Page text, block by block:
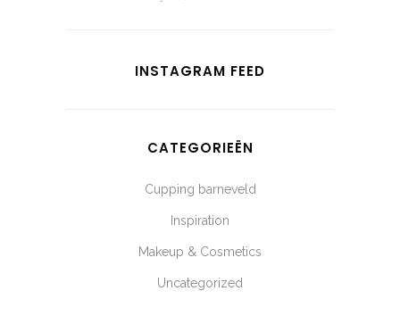
INSTAGRAM FEED
CATEGORIEËN
Cupping barneveld
Inspiration
Makeup & Cosmetics
Uncategorized